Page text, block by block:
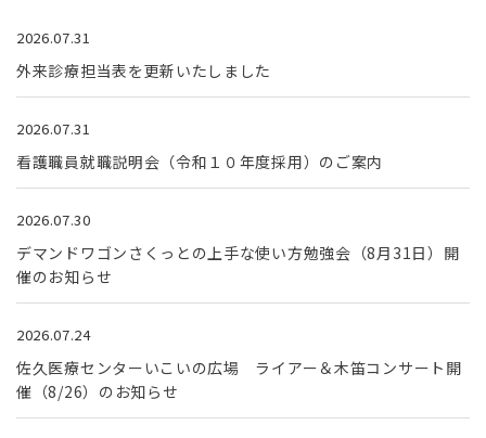
2026.07.31
外来診療担当表を更新いたしました
2026.07.31
看護職員就職説明会（令和１０年度採用）のご案内
2026.07.30
デマンドワゴンさくっとの上手な使い方勉強会（8月31日）開
催のお知らせ
2026.07.24
佐久医療センターいこいの広場 ライアー＆木笛コンサート開
催（8/26）のお知らせ